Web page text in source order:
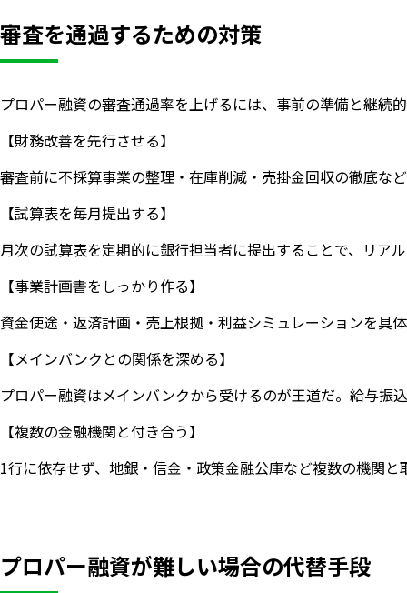
審査を通過するための対策
プロパー融資の審査通過率を上げるには、事前の準備と継続
【財務改善を先行させる】
審査前に不採算事業の整理・在庫削減・売掛金回収の徹底な
【試算表を毎月提出する】
月次の試算表を定期的に銀行担当者に提出することで、リア
【事業計画書をしっかり作る】
資金使途・返済計画・売上根拠・利益シミュレーションを具
【メインバンクとの関係を深める】
プロパー融資はメインバンクから受けるのが王道だ。給与振
【複数の金融機関と付き合う】
1行に依存せず、地銀・信金・政策金融公庫など複数の機関
プロパー融資が難しい場合の代替手段